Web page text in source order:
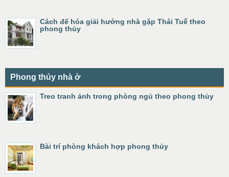
Cách để hóa giải hướng nhà gặp Thái Tuế theo
phong thủy
Phong thủy nhà ở
Treo tranh ảnh trong phòng ngủ theo phong thủy
Bài trí phòng khách hợp phong thủy